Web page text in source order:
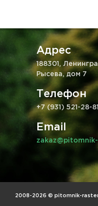
Адрес
188301,
Рысева, дом 7
Телефон
+7 (931) 521-28-81
Email
2008-2026 © pitomnik-